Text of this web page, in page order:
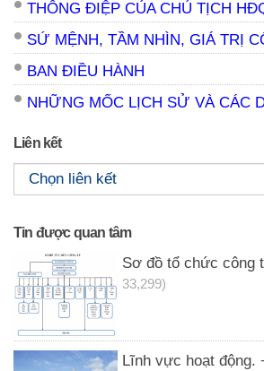
THÔNG ĐIỆP CỦA CHỦ TỊCH
SỨ MỆNH, TẦM NHÌN, GIÁ TRỊ
BAN ĐIỀU HÀNH
NHỮNG MỐC LỊCH SỬ VÀ CÁC
Liên kết
Tin được quan tâm
Sơ đồ tổ chức công
33,299)
Lĩnh vực hoạt động.